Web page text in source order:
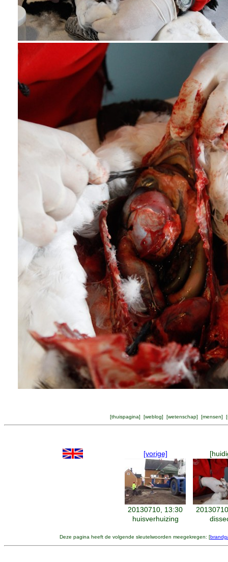
[thuispagina] [weblog] [wetenschap] [mensen] [
[vorige]
20130710, 13:30
huisverhuizing
Deze pagina heeft de volgende sleutelwoorden meegekregen: [